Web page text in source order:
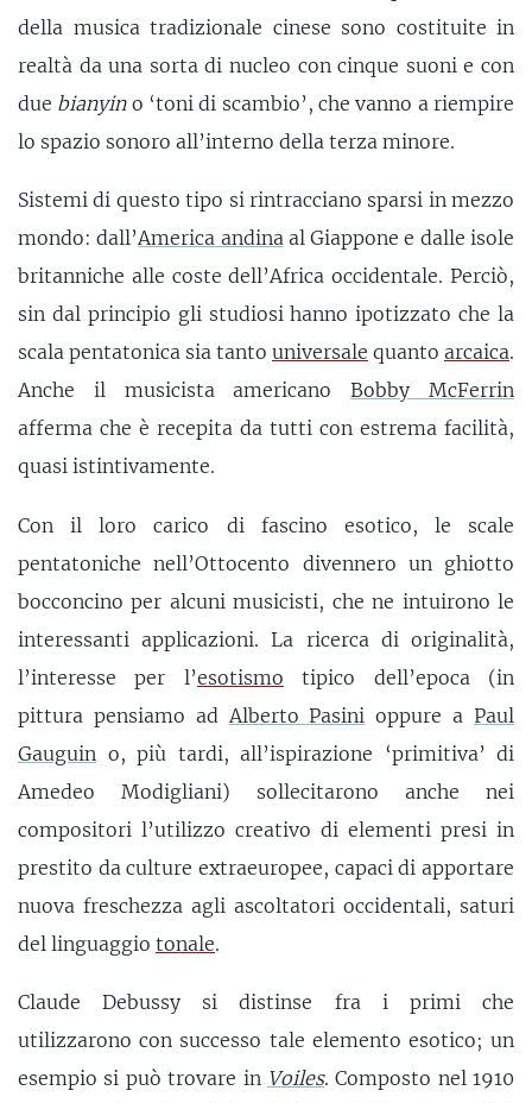
della musica tradizionale cinese sono costituite in
realtà da una sorta di nucleo con cinque suoni e con
due bianyino ‘toni di scambio’, che vanno a riempire
lo spazio sonoro all’interno della terza minore.
Sistemi di questo tipo si rintracciano sparsi in mezzo
mondo: dall’America andinaal Giappone e dalle isole
britanniche alle coste dell’Africa occidentale. Perciò,
sin dal principio gli studiosi hanno ipotizzato che la
scala pentatonica sia tanto universale quanto arcaica.
Anche il musicista americanoBobby McFerrin
afferma che è recepita da tutti con estrema facilità,
quasi istintivamente.
Con il loro carico di fascino esotico, le scale
pentatoniche nell’Ottocento divennero un ghiotto
bocconcino per alcuni musicisti, che ne intuirono le
interessanti applicazioni. La ricerca di originalità,
l’interesse per l’esotismo tipico dell’epoca (in
pittura pensiamo ad Alberto Pasini oppure a Paul
Gauguin o, più tardi, all’ispirazione ‘primitiva’ di
Amedeo Modigliani) sollecitarono anche nei
compositori l’utilizzo creativo di elementi presi in
prestito da culture extraeuropee, capaci di apportare
nuova freschezza agli ascoltatori occidentali, saturi
del linguaggio tonale.
Claude Debussy si distinse fra i primi che
utilizzarono con successo tale elemento esotico; un
esempio si può trovare in Voiles. Composto nel 1910